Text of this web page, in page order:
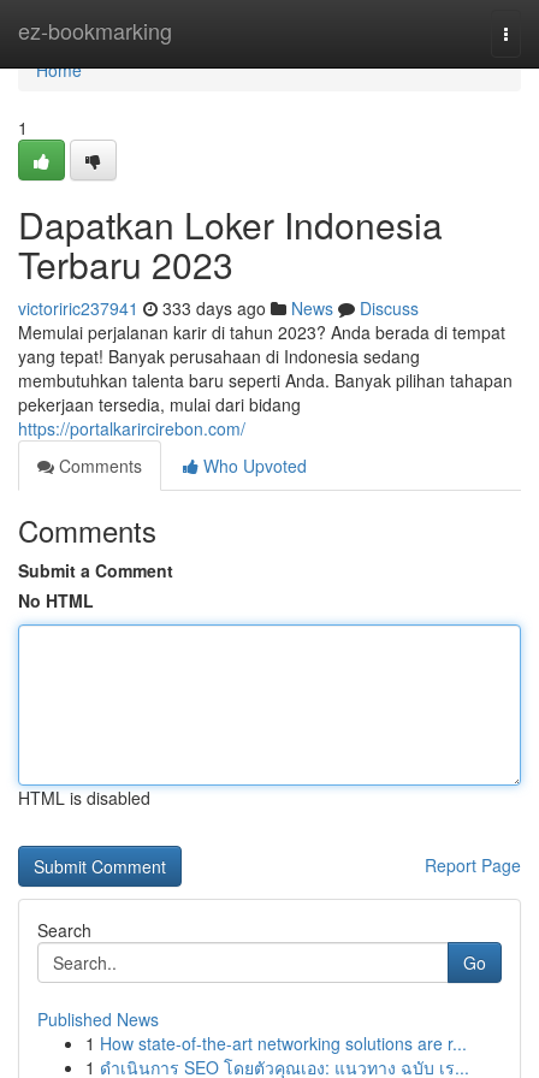
ez-bookmarking
Home
Home
1
Dapatkan Loker Indonesia
Terbaru 2023
victoriric237941 333 days ago News
Discuss
Memulai perjalanan karir di tahun 2023? Anda berada di tempat
yang tepat! Banyak perusahaan di Indonesia sedang
membutuhkan talenta baru seperti Anda. Banyak pilihan tahapan
pekerjaan tersedia, mulai dari bidang
https://portalkarircirebon.com/
Comments
Who Upvoted
Comments
Submit a Comment
No HTML
HTML is disabled
Report Page
Search
Go
Published News
1 How state-of-the-art networking solutions are r...
1 ดำเนินการ SEO โดยตัวคุณเอง: แนวทาง ฉบับ เร...